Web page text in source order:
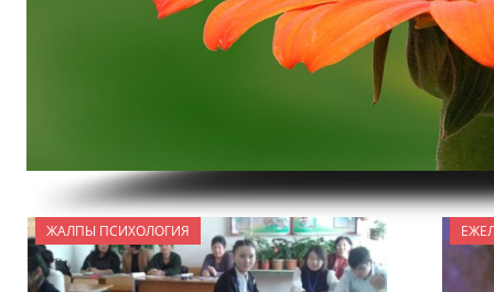
ЖАЛПЫ ПСИХОЛОГИЯ